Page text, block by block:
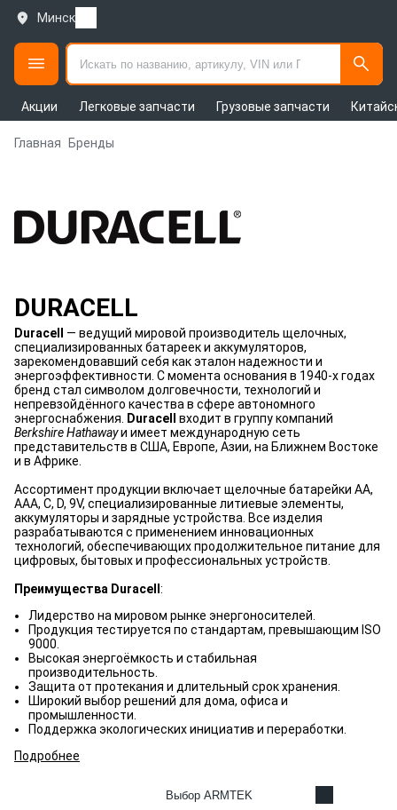
Минск
Акции Легковые запчасти Грузовые запчасти
Главная Бренды
DURACELL
Duracell
— ведущий мировой производитель щелочных,
специализированных батареек и аккумуляторов,
зарекомендовавший себя как эталон надежности и
энергоэффективности. С момента основания в 1940-х годах
бренд стал символом долговечности, технологий и
непревзойдённого качества в сфере автономного
энергоснабжения.
Duracell
входит в группу компаний
Berkshire Hathawayи имеет международную сеть
представительств в США, Европе, Азии, на Ближнем Востоке
и в Африке.
Ассортимент продукции включает щелочные батарейки AA,
AAA, C, D, 9V, специализированные литиевые элементы,
аккумуляторы и зарядные устройства. Все изделия
разрабатываются с применением инновационных
технологий, обеспечивающих продолжительное питание для
цифровых, бытовых и профессиональных устройств.
Преимущества Duracell :
Лидерство на мировом рынке энергоносителей.
Продукция тестируется по стандартам, превышающим ISO
9000.
Высокая энергоёмкость и стабильная
производительность.
Защита от протекания и длительный срок хранения.
Широкий выбор решений для дома, офиса и
промышленности.
Поддержка экологических инициатив и переработки.
Подробнее
Выбор ARMTEK